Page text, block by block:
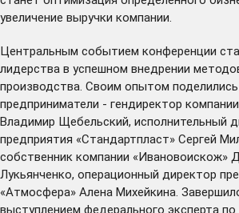
увеличение выручки компании.
Центральным событием конференции
лидерства в успешном внедрении
производства. Своим опытом
предприниматели - гендиректор
Владимир Щебельский, исполнительный
предприятия «Стандартпласт» Сергей
собственник компании «Ивановоискож»
Лукьянченко, операционный директор
«Атмосфера» Алена Михейкина.
выступлением федерального эксперта